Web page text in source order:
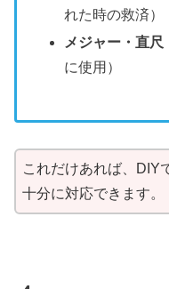
れた時の救済）
メジャー・直尺
に使用）
これだけあれば、DIY
十分に対応できます。